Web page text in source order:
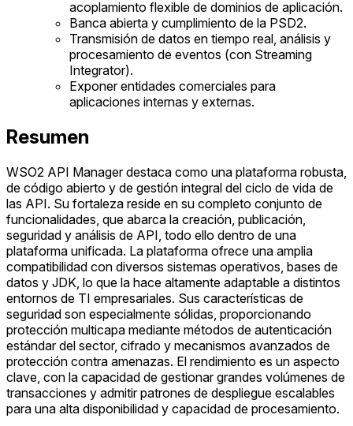
acoplamiento flexible de dominios de aplicación.
Banca abierta y cumplimiento de la PSD2.
Transmisión de datos en tiempo real, análisis y
procesamiento de eventos (con Streaming
Integrator).
Exponer entidades comerciales para
aplicaciones internas y externas.
Resumen
WSO2 API Manager destaca como una plataforma robusta,
de código abierto y de gestión integral del ciclo de vida de
las API. Su fortaleza reside en su completo conjunto de
funcionalidades, que abarca la creación, publicación,
seguridad y análisis de API, todo ello dentro de una
plataforma unificada. La plataforma ofrece una amplia
compatibilidad con diversos sistemas operativos, bases de
datos y JDK, lo que la hace altamente adaptable a distintos
entornos de TI empresariales. Sus características de
seguridad son especialmente sólidas, proporcionando
protección multicapa mediante métodos de autenticación
estándar del sector, cifrado y mecanismos avanzados de
protección contra amenazas. El rendimiento es un aspecto
clave, con la capacidad de gestionar grandes volúmenes de
transacciones y admitir patrones de despliegue escalables
para una alta disponibilidad y capacidad de procesamiento.